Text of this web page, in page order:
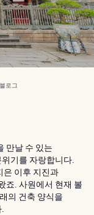
블로그
만날 수 있는
기를 자랑합니다.
은 이후 지진과
죠. 사원에서 현재 볼
의 건축 양식을